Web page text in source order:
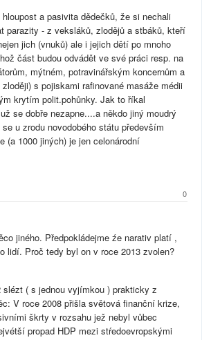
a pasivita dědečků, že si nechali
parazity - z veksláků, zlodějů a stbáků, kteří
jich (vnuků) ale i jejich dětí po mnoho
část budou odvádět ve své práci resp. na
mýtném, potravinářským koncernům a
s pojiskami rafinované masáže médii
krytím polit.pohůnky. Jak to říkal
se dobře nezapne....a někdo jiný moudrý
u zrodu novodobého státu především
(a 1000 jiných) je jen celonárodní
0
jiného. Předpokládejme źe narativ platí ,
lidí. Proč tedy byl on v roce 2013 zvolen?
( s jednou vyjímkou ) prakticky z
V roce 2008 přišla světová finanční krize,
škrty v rozsahu jež nebyl vůbec
propad HDP mezi stŕedoevropskými